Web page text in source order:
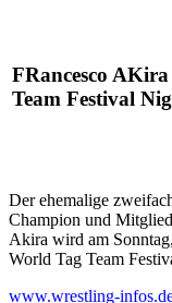
FRancesco
Team Festival
Der ehemalige
Champion und
Akira wird am
World Tag Team
www.wrestling-